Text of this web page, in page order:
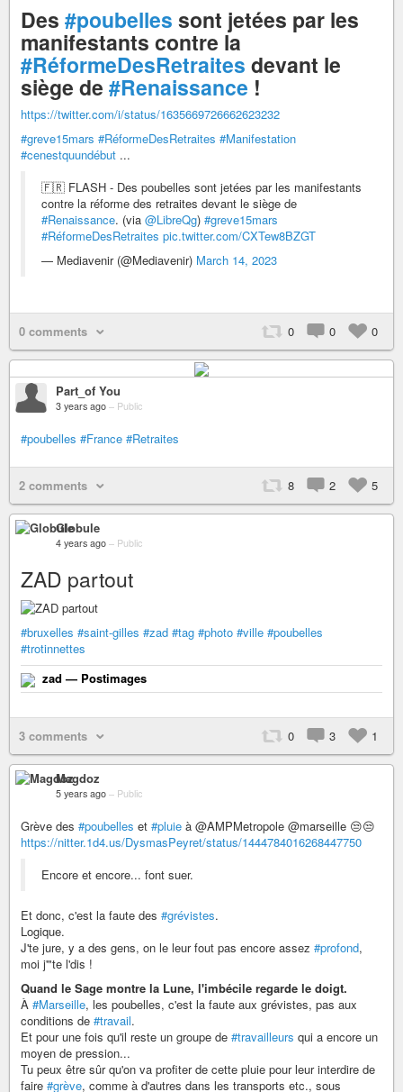
Des #poubelles sont jetées par les
manifestants contre la
#RéformeDesRetraites devant le
siège de #Renaissance !
https://twitter.com/i/status/1635669726662623232
#greve15mars #RéformeDesRetraites #Manifestation
#cenestquundébut ...
🇫🇷 FLASH - Des poubelles sont jetées par les manifestants
contre la réforme des retraites devant le siège de
#Renaissance. (via @LibreQg) #greve15mars
#RéformeDesRetraites pic.twitter.com/CXTew8BZGT
— Mediavenir (@Mediavenir) March 14, 2023
0 comments 0 0 0
Part_of You
3 years ago – Public
#poubelles #France #Retraites
2 comments 8 2 5
Globule
4 years ago – Public
ZAD partout
#bruxelles #saint-gilles #zad #tag #photo #ville #poubelles
#trotinnettes
zad — Postimages
3 comments 0 3 1
Magdoz
5 years ago – Public
Grève des #poubelles et #pluie à @AMPMetropole @marseille 😒😒
https://nitter.1d4.us/DysmasPeyret/status/1444784016268447750
Encore et encore... font suer.
Et donc, c'est la faute des #grévistes.
Logique.
J'te jure, y a des gens, on le leur fout pas encore assez #profond,
moi j'"te l'dis !
Quand le Sage montre la Lune, l'imbécile regarde le doigt.
À #Marseille, les poubelles, c'est la faute aux grévistes, pas aux
conditions de #travail.
Et pour une fois qu'il reste un groupe de #travailleurs qui a encore un
moyen de pression...
Tu peux être sûr qu'on va profiter de cette pluie pour leur interdire de
faire #grève, comme à d'autres dans les transports etc., sous